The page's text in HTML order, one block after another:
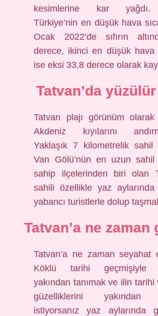
kesimlerine kar
Türkiye’nin en düşük hava
Ocak 2022’de sıfırın
derece, ikinci en düşük hava
ise eksi 33,8 derece olarak
Tatvan’da
Tatvan plajı görünüm
Akdeniz kıyılarını
Yaklaşık 7 kilometrelik sahil
Van Gölü’nün en uzun sahil
sahip ilçelerinden biri olan
sahili özellikle yaz
yabancı turistlerle dolup
Tatvan’a ne zaman
Tatvan’a ne zaman seyahat
Köklü tarihi geçmişiyle
yakından tanımak ve ilin tarihi
güzelliklerini yakından
istiyorsanız yaz aylarında